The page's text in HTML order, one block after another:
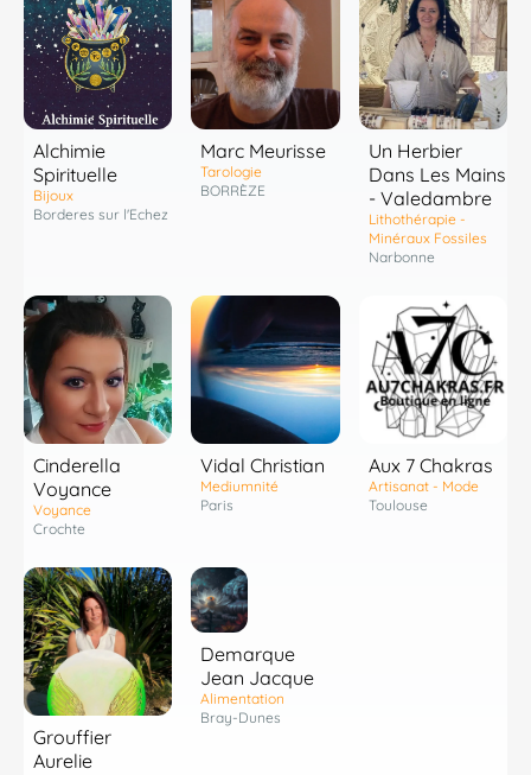
Alchimie
Spirituelle
Bijoux
Borderes sur l'Echez
Marc Meurisse
Tarologie
BORRÈZE
Un Herbier
Dans Les Mains
- Valedambre
Lithothérapie -
Minéraux Fossiles
Narbonne
Cinderella
Voyance
Voyance
Crochte
Vidal Christian
Mediumnité
Paris
Aux 7 Chakras
Artisanat - Mode
Toulouse
Grouffier
Aurelie
Demarque
Jean Jacque
Alimentation
Bray-Dunes